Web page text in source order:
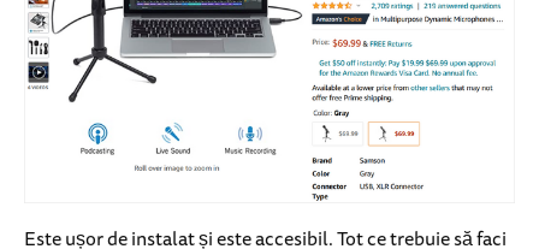
Este ușor de instalat și este accesibil. Tot ce trebuie să faci